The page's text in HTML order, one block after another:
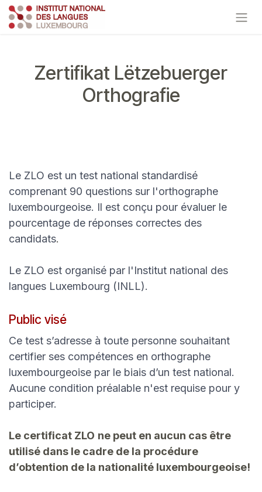
Se rendre au contenu
Zertifikat Lëtzebuerger
Orthografie
Le ZLO est un test national standardisé
comprenant 90 questions sur l'orthographe
luxembourgeoise. Il est conçu pour évaluer le
pourcentage de réponses correctes des
candidats.
Le ZLO est organisé par l'Institut national des
langues Luxembourg (INLL).
Public visé
Ce test s’adresse à toute personne souhaitant
certifier ses compétences en orthographe
luxembourgeoise par le biais d’un test national.
Aucune condition préalable n'est requise pour y
participer.
Le certificat ZLO ne peut en aucun cas être
utilisé dans le cadre de la procédure
d’obtention de la nationalité luxembourgeoise!